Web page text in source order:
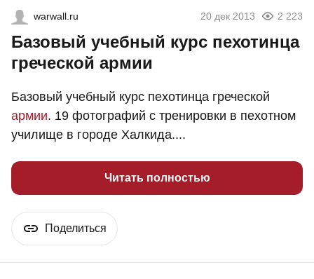
warwall.ru 20 дек 2013 2 223
Базовый учебный курс пехотинца
греческой армии
Базовый учебный курс пехотинца греческой
армии. 19 фотографий с тренировки в пехотном
училище в городе Халкида....
Читать полностью
Поделиться